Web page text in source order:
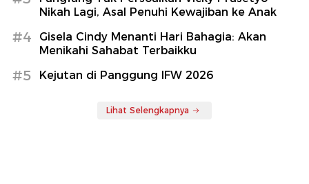
Nikah Lagi, Asal Penuhi Kewajiban ke Anak
#4
Gisela Cindy Menanti Hari Bahagia: Akan
Menikahi Sahabat Terbaikku
#5 Kejutan di Panggung IFW 2026
Lihat Selengkapnya